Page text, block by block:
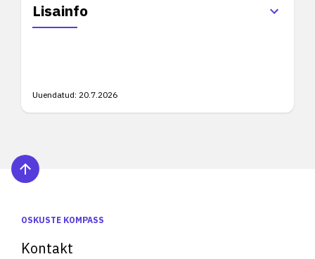
Lisainfo
Uuendatud: 20.7.2026
OSKUSTE KOMPASS
Kontakt